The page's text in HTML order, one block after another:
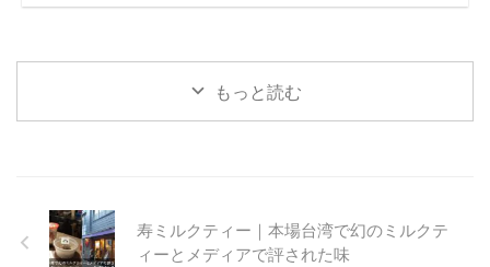
もっと読む
寿ミルクティー｜本場台湾で幻のミルクテ
ィーとメディアで評された味